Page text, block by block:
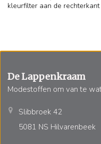
kleurfilter aan de
De Lappenkraam
Modestoffen om van te
Slibbroek 42
5081 NS Hilvarenbeek